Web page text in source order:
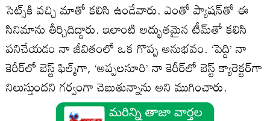
సెట్స్‌కి వచ్చి మాతో కలిసి ఉండేవారు. ఎంతో ప్యాషన్‌తో ఈ
సినిమాను తీర్చిదిద్దారు. ఇలాంటి అద్భుతమైన టీమ్‌తో కలిసి
పనిచేయడం నా జీవితంలో ఒక గొప్ప అనుభవం. ‘పెద్ది’ నా
కెరీర్‌లో బెస్ట్ ఫిల్మ్‌గా, ‘అప్పలసూరి’ నా కెరీర్‌లో బెస్ట్ క్యారెక్టర్‌గా
నిలుస్తుందని గర్వంగా చెబుతున్నాను అని ముగించారు.